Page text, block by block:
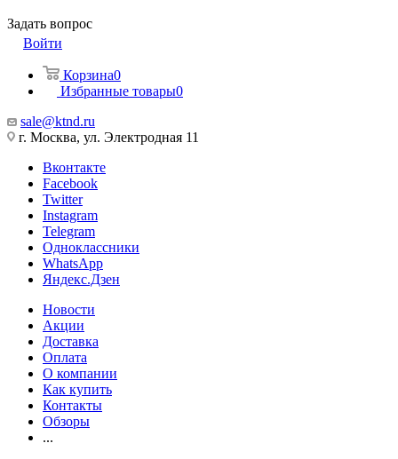
Задать вопрос
Войти
Корзина0
Избранные товары0
sale@ktnd.ru
г. Москва, ул. Электродная 11
Вконтакте
Facebook
Twitter
Instagram
Telegram
Одноклассники
WhatsApp
Яндекс.Дзен
Новости
Акции
Доставка
Оплата
О компании
Как купить
Контакты
Обзоры
...